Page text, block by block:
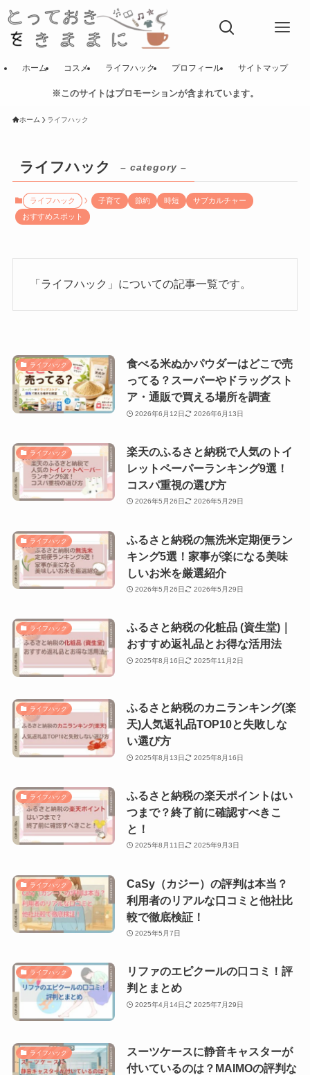
ホーム コスメ ライフハック プロフィール サイトマップ
※このサイトはプロモーションが含まれています。
ホーム ライフハック
ライフハック – category –
ライフハック 子育て 節約 時短
サブカルチャー
おすすめスポット
「ライフハック」についての記事一覧です。
ライフハック
食べる米ぬかパウダーはどこで売
ってる？スーパーやドラッグスト
ア・通販で買える場所を調査
2026年6月12日 2026年6月13日
ライフハック
楽天のふるさと納税で人気のトイ
レットペーパーランキング9選！
コスパ重視の選び方
2026年5月26日 2026年5月29日
ライフハック
ふるさと納税の無洗米定期便ラン
キング5選！家事が楽になる美味
しいお米を厳選紹介
2026年5月26日 2026年5月29日
ライフハック
ふるさと納税の化粧品 (資生堂)｜
おすすめ返礼品とお得な活用法
2025年8月16日 2025年11月2日
ライフハック
ふるさと納税のカニランキング(楽
天)人気返礼品TOP10と失敗しな
い選び方
2025年8月13日 2025年8月16日
ライフハック
ふるさと納税の楽天ポイントはい
つまで？終了前に確認すべきこ
と！
2025年8月11日 2025年9月3日
ライフハック
CaSy（カジー）の評判は本当？
利用者のリアルな口コミと他社比
較で徹底検証！
2025年5月7日
ライフハック
リファのエピクールの口コミ！評
判とまとめ
2025年4月14日 2025年7月29日
ライフハック
スーツケースに静音キャスターが
付いているのは？MAIMOの評判な